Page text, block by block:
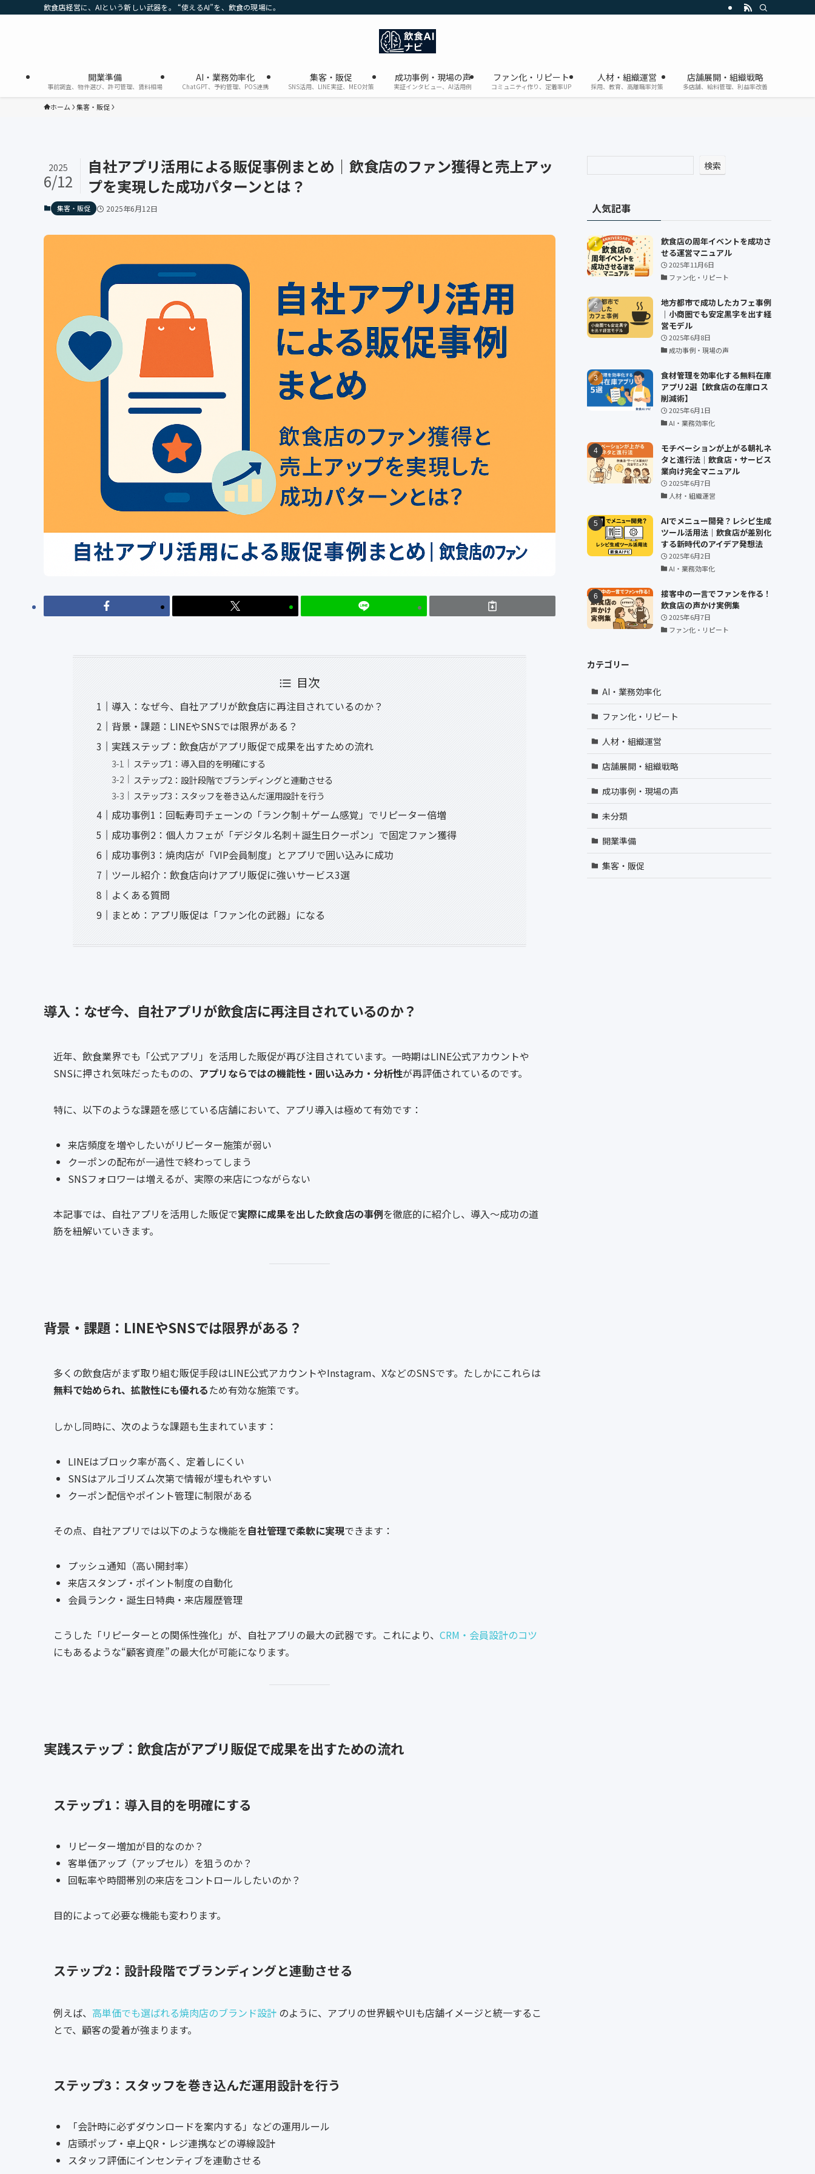
飲食店経営に、AIという新しい武器を。 “使えるAI”を、飲食の現場に。
開業準備
事前調査、物件選び、許可管理、賃料相場
AI・業務効率化
ChatGPT、予約管理、POS連携
集客・販促
SNS活用、LINE実証、MEO対策
成功事例・現場の声
実証インタビュー、AI活用例
ファン化・リピート
コミュニティ作り、定着率UP
人材・組織運営
採用、教育、高離職率対策
店舗展開・組織戦略
多店舗、給料管理、利益率改善
ホーム 集客・販促
自社アプリ活用による販促事例まとめ｜飲食店のファン獲得と売上アッ
プを実現した成功パターンとは？
2025
6/12
集客・販促 2025年6月12日
目次
導入：なぜ今、自社アプリが飲食店に再注目されているのか？
背景・課題：LINEやSNSでは限界がある？
実践ステップ：飲食店がアプリ販促で成果を出すための流れ
ステップ1：導入目的を明確にする
ステップ2：設計段階でブランディングと連動させる
ステップ3：スタッフを巻き込んだ運用設計を行う
成功事例1：回転寿司チェーンの「ランク制＋ゲーム感覚」でリピーター倍増
成功事例2：個人カフェが「デジタル名刺＋誕生日クーポン」で固定ファン獲得
成功事例3：焼肉店が「VIP会員制度」とアプリで囲い込みに成功
ツール紹介：飲食店向けアプリ販促に強いサービス3選
よくある質問
まとめ：アプリ販促は「ファン化の武器」になる
導入：なぜ今、自社アプリが飲食店に再注目されているのか？
近年、飲食業界でも「公式アプリ」を活用した販促が再び注目されています。一時期はLINE公式アカウントや
SNSに押され気味だったものの、 アプリならではの機能性・囲い込み力・分析性が再評価されているのです。
特に、以下のような課題を感じている店舗において、アプリ導入は極めて有効です：
来店頻度を増やしたいがリピーター施策が弱い
クーポンの配布が一過性で終わってしまう
SNSフォロワーは増えるが、実際の来店につながらない
本記事では、自社アプリを活用した販促で実際に成果を出した飲食店の事例を徹底的に紹介し、導入〜成功の道
筋を紐解いていきます。
背景・課題：LINEやSNSでは限界がある？
多くの飲食店がまず取り組む販促手段はLINE公式アカウントやInstagram、XなどのSNSです。たしかにこれらは
無料で始められ、拡散性にも優れるため有効な施策です。
しかし同時に、次のような課題も生まれています：
LINEはブロック率が高く、定着しにくい
SNSはアルゴリズム次第で情報が埋もれやすい
クーポン配信やポイント管理に制限がある
その点、自社アプリでは以下のような機能を自社管理で柔軟に実現できます：
プッシュ通知（高い開封率）
来店スタンプ・ポイント制度の自動化
会員ランク・誕生日特典・来店履歴管理
こうした「リピーターとの関係性強化」が、自社アプリの最大の武器です。これにより、 CRM・会員設計のコツ
にもあるような“顧客資産”の最大化が可能になります。
実践ステップ：飲食店がアプリ販促で成果を出すための流れ
ステップ1：導入目的を明確にする
リピーター増加が目的なのか？
客単価アップ（アップセル）を狙うのか？
回転率や時間帯別の来店をコントロールしたいのか？
目的によって必要な機能も変わります。
ステップ2：設計段階でブランディングと連動させる
例えば、 高単価でも選ばれる焼肉店のブランド設計 のように、アプリの世界観やUIも店舗イメージと統一するこ
とで、顧客の愛着が強まります。
ステップ3：スタッフを巻き込んだ運用設計を行う
「会計時に必ずダウンロードを案内する」などの運用ルール
店頭ポップ・卓上QR・レジ連携などの導線設計
スタッフ評価にインセンティブを連動させる
検索
人気記事
飲食店の周年イベントを成功さ
せる運営マニュアル
2025年11月6日
ファン化・リピート
地方都市で成功したカフェ事例
｜小商圏でも安定黒字を出す経
営モデル
2025年6月8日
成功事例・現場の声
食材管理を効率化する無料在庫
アプリ2選【飲食店の在庫ロス
削減術】
2025年6月1日
AI・業務効率化
モチベーションが上がる朝礼ネ
タと進行法｜飲食店・サービス
業向け完全マニュアル
2025年6月7日
人材・組織運営
AIでメニュー開発？レシピ生成
ツール活用法｜飲食店が差別化
する新時代のアイデア発想法
2025年6月2日
AI・業務効率化
接客中の一言でファンを作る！
飲食店の声かけ実例集
2025年6月7日
ファン化・リピート
カテゴリー
AI・業務効率化
ファン化・リピート
人材・組織運営
店舗展開・組織戦略
成功事例・現場の声
未分類
開業準備
集客・販促